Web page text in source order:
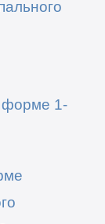
форме 1-